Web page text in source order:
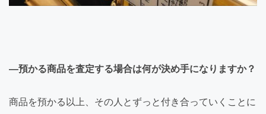
―預かる商品を査定する場合は何が決め手になりますか？
商品を預かる以上、その人とずっと付き合っていくことに